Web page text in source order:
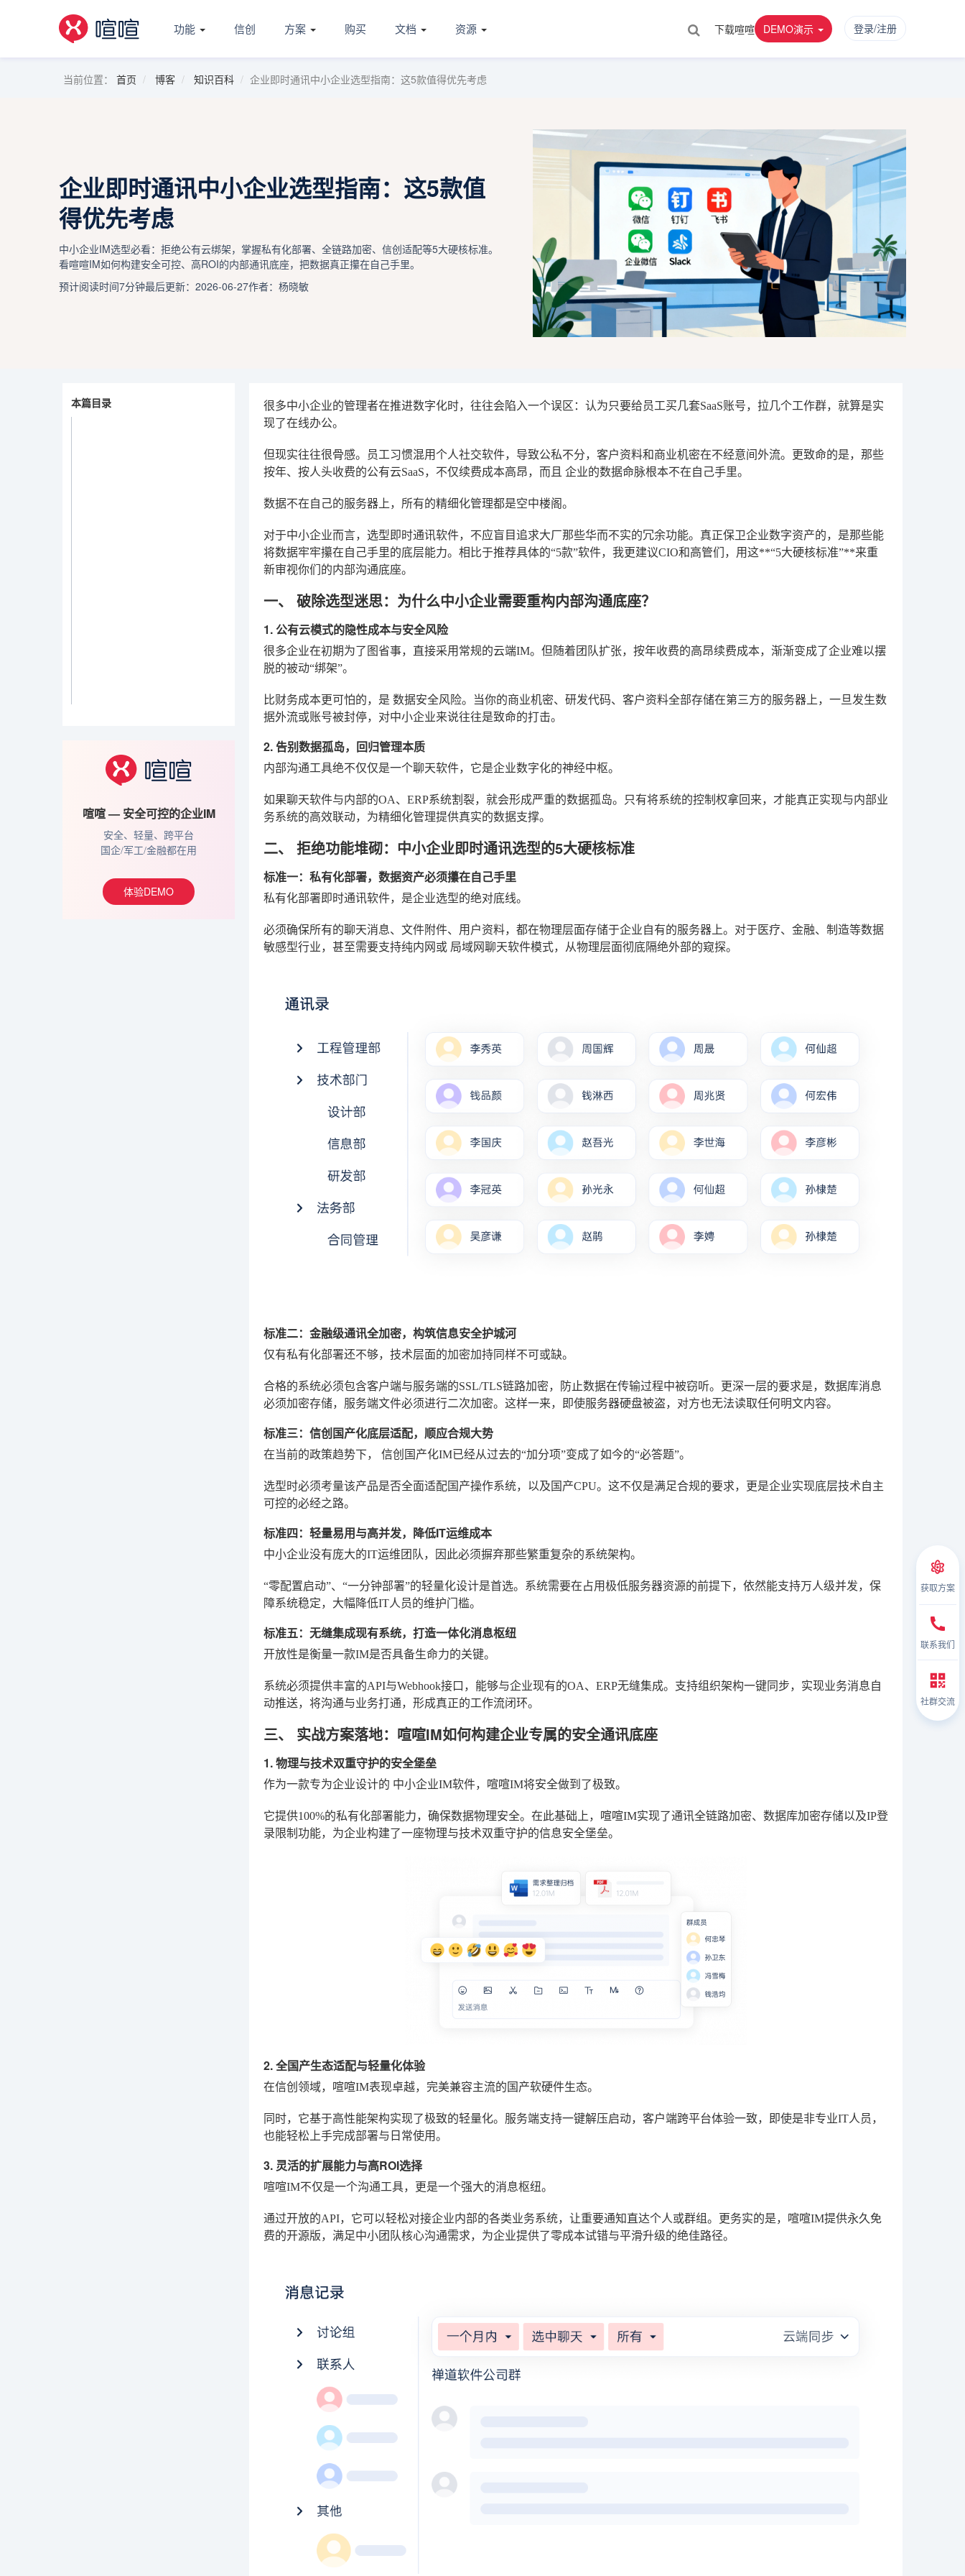
功能 信创 方案 购买 文档 资源 下载喧喧 DEMO演示 登录/注册
当前位置： 首页 博客 知识百科 企业即时通讯中小企业选型指南：这5款值得优先考虑
企业即时通讯中小企业选型指南：这5款值
得优先考虑
中小企业IM选型必看：拒绝公有云绑架，掌握私有化部署、全链路加密、信创适配等5大硬核标准。
看喧喧IM如何构建安全可控、高ROI的内部通讯底座，把数据真正攥在自己手里。
预计阅读时间7分钟最后更新：2026-06-27作者：杨晓敏
本篇目录
喧喧 — 安全可控的企业IM
安全、轻量、跨平台
国企/军工/金融都在用
体验DEMO
很多中小企业的管理者在推进数字化时，往往会陷入一个误区：认为只要给员工买几套SaaS账号，拉几个工作群，就算是实
现了在线办公。
但现实往往很骨感。员工习惯混用个人社交软件，导致公私不分，客户资料和商业机密在不经意间外流。更致命的是，那些
按年、按人头收费的公有云SaaS，不仅续费成本高昂，而且 企业的数据命脉根本不在自己手里。
数据不在自己的服务器上，所有的精细化管理都是空中楼阁。
对于中小企业而言，选型即时通讯软件，不应盲目追求大厂那些华而不实的冗余功能。真正保卫企业数字资产的，是那些能
将数据牢牢攥在自己手里的底层能力。相比于推荐具体的“5款”软件，我更建议CIO和高管们，用这**“5大硬核标准”**来重
新审视你们的内部沟通底座。
一、 破除选型迷思：为什么中小企业需要重构内部沟通底座？
1. 公有云模式的隐性成本与安全风险
很多企业在初期为了图省事，直接采用常规的云端IM。但随着团队扩张，按年收费的高昂续费成本，渐渐变成了企业难以摆
脱的被动“绑架”。
比财务成本更可怕的，是 数据安全风险。当你的商业机密、研发代码、客户资料全部存储在第三方的服务器上，一旦发生数
据外流或账号被封停，对中小企业来说往往是致命的打击。
2. 告别数据孤岛，回归管理本质
内部沟通工具绝不仅仅是一个聊天软件，它是企业数字化的神经中枢。
如果聊天软件与内部的OA、ERP系统割裂，就会形成严重的数据孤岛。只有将系统的控制权拿回来，才能真正实现与内部业
务系统的高效联动，为精细化管理提供真实的数据支撑。
二、 拒绝功能堆砌：中小企业即时通讯选型的5大硬核标准
标准一：私有化部署，数据资产必须攥在自己手里
私有化部署即时通讯软件，是企业选型的绝对底线。
必须确保所有的聊天消息、文件附件、用户资料，都在物理层面存储于企业自有的服务器上。对于医疗、金融、制造等数据
敏感型行业，甚至需要支持纯内网或 局域网聊天软件模式，从物理层面彻底隔绝外部的窥探。
标准二：金融级通讯全加密，构筑信息安全护城河
仅有私有化部署还不够，技术层面的加密加持同样不可或缺。
合格的系统必须包含客户端与服务端的SSL/TLS链路加密，防止数据在传输过程中被窃听。更深一层的要求是，数据库消息
必须加密存储，服务端文件必须进行二次加密。这样一来，即使服务器硬盘被盗，对方也无法读取任何明文内容。
标准三：信创国产化底层适配，顺应合规大势
在当前的政策趋势下， 信创国产化IM已经从过去的“加分项”变成了如今的“必答题”。
选型时必须考量该产品是否全面适配国产操作系统，以及国产CPU。这不仅是满足合规的要求，更是企业实现底层技术自主
可控的必经之路。
标准四：轻量易用与高并发，降低IT运维成本
中小企业没有庞大的IT运维团队，因此必须摒弃那些繁重复杂的系统架构。
“零配置启动”、“一分钟部署”的轻量化设计是首选。系统需要在占用极低服务器资源的前提下，依然能支持万人级并发，保
障系统稳定，大幅降低IT人员的维护门槛。
标准五：无缝集成现有系统，打造一体化消息枢纽
开放性是衡量一款IM是否具备生命力的关键。
系统必须提供丰富的API与Webhook接口，能够与企业现有的OA、ERP无缝集成。支持组织架构一键同步，实现业务消息自
动推送，将沟通与业务打通，形成真正的工作流闭环。
三、 实战方案落地：喧喧IM如何构建企业专属的安全通讯底座
1. 物理与技术双重守护的安全堡垒
作为一款专为企业设计的 中小企业IM软件，喧喧IM将安全做到了极致。
它提供100%的私有化部署能力，确保数据物理安全。在此基础上，喧喧IM实现了通讯全链路加密、数据库加密存储以及IP登
录限制功能，为企业构建了一座物理与技术双重守护的信息安全堡垒。
2. 全国产生态适配与轻量化体验
在信创领域，喧喧IM表现卓越，完美兼容主流的国产软硬件生态。
同时，它基于高性能架构实现了极致的轻量化。服务端支持一键解压启动，客户端跨平台体验一致，即使是非专业IT人员，
也能轻松上手完成部署与日常使用。
3. 灵活的扩展能力与高ROI选择
喧喧IM不仅是一个沟通工具，更是一个强大的消息枢纽。
通过开放的API，它可以轻松对接企业内部的各类业务系统，让重要通知直达个人或群组。更务实的是，喧喧IM提供永久免
费的开源版，满足中小团队核心沟通需求，为企业提供了零成本试错与平滑升级的绝佳路径。
获取方案
联系我们
社群交流